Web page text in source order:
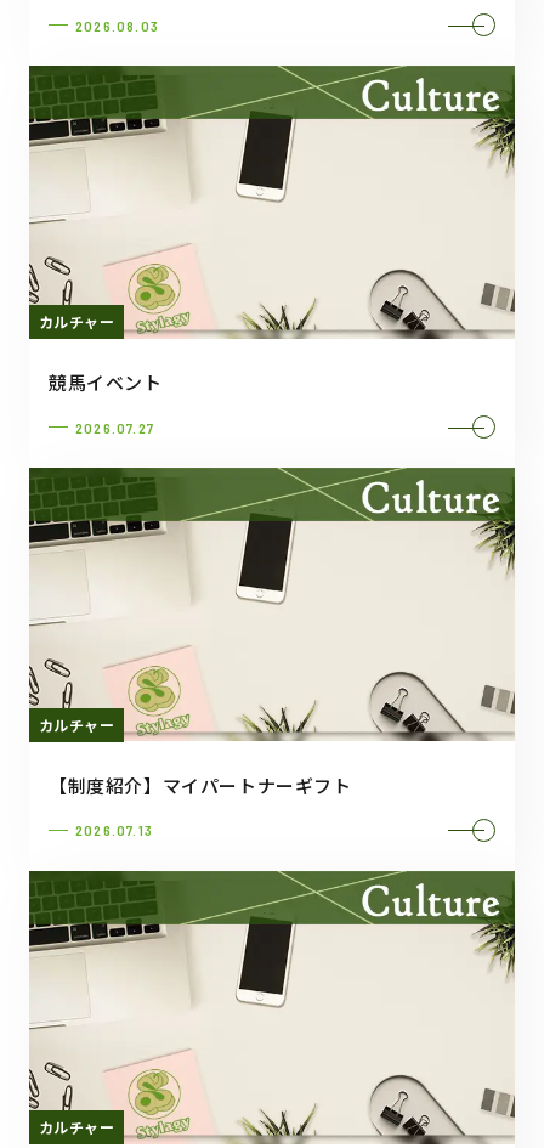
2026.08.03
カルチャー
競馬イベント
2026.07.27
カルチャー
【制度紹介】マイパートナーギフト
2026.07.13
カルチャー